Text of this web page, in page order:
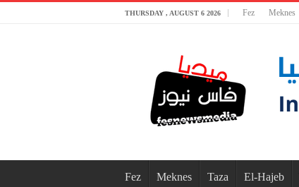
THURSDAY , AUGUST 6 2026 Fez Meknes
Fez Meknes Taza El-Hajeb